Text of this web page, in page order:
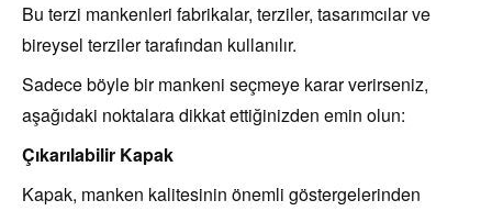
Bu terzi mankenleri fabrikalar, terziler, tasarımcılar ve
bireysel terziler tarafından kullanılır.
Sadece böyle bir mankeni seçmeye karar verirseniz,
aşağıdaki noktalara dikkat ettiğinizden emin olun:
Çıkarılabilir Kapak
Kapak, manken kalitesinin önemli göstergelerinden